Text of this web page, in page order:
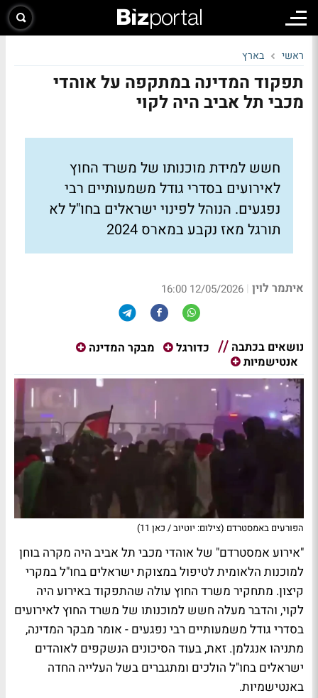
ראשי בארץ
תפקוד המדינה במתקפה על אוהדי
מכבי תל אביב היה לקוי
חשש למידת מוכנותו של משרד החוץ
לאירועים בסדרי גודל משמעותיים רבי
נפגעים. הנוהל לפינוי ישראלים בחו"ל לא
תורגל מאז נקבע במארס 2024
איתמר לוין |
12/05/2026 16:00
נושאים בכתבה כדורגל
מבקר המדינה
אנטישמיות
הפורעים באמסטרדם (צילום: יוטיוב / כאן 11)
"אירוע אמסטרדם" של אוהדי מכבי תל אביב היה מקרה בוחן
למוכנות הלאומית לטיפול במצוקת ישראלים בחו"ל במקרי
קיצון. מתחקיר משרד החוץ עולה שהתפקוד באירוע היה
לקוי, והדבר מעלה חשש למוכנותו של משרד החוץ לאירועים
בסדרי גודל משמעותיים רבי נפגעים - אומר מבקר המדינה,
מתניהו אנגלמן. זאת, בעוד הסיכונים הנשקפים לאוהדים
ישראלים בחו"ל הולכים ומתגברים בשל העלייה החדה
באנטישמיות.